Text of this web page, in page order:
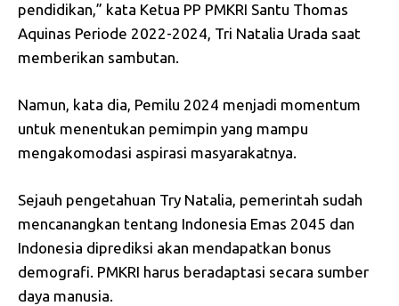
pendidikan,” kata Ketua PP PMKRI Santu Thomas
Aquinas Periode 2022-2024, Tri Natalia Urada saat
memberikan sambutan.
Namun, kata dia, Pemilu 2024 menjadi momentum
untuk menentukan pemimpin yang mampu
mengakomodasi aspirasi masyarakatnya.
Sejauh pengetahuan Try Natalia, pemerintah sudah
mencanangkan tentang Indonesia Emas 2045 dan
Indonesia diprediksi akan mendapatkan bonus
demografi. PMKRI harus beradaptasi secara sumber
daya manusia.